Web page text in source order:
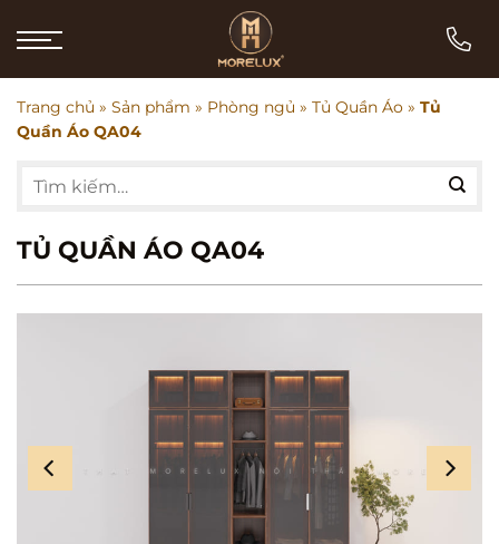
qua
dung
Trang chủ » Sản phẩm » Phòng ngủ » Tủ Quần Áo » Tủ
Quần Áo QA04
kiếm:
TỦ QUẦN ÁO QA04